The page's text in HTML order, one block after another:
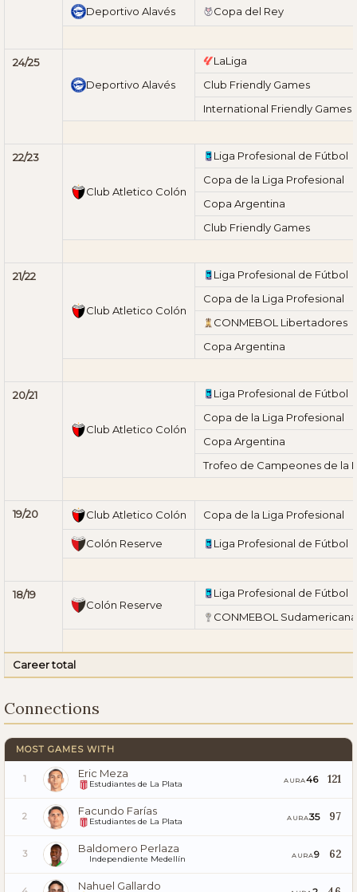
Deportivo Alavés Copa del Rey
24/25
Deportivo Alavés
LaLiga
Club Friendly Games
International Friendly Games
22/23
Club Atletico Colón
Liga Profesional de Fútbol
Copa de la Liga Profesional
Copa Argentina
Club Friendly Games
21/22
Club Atletico Colón
Liga Profesional de Fútbol
Copa de la Liga Profesional
CONMEBOL Libertadores
Copa Argentina
20/21
Club Atletico Colón
Liga Profesional de Fútbol
Copa de la Liga Profesional
Copa Argentina
Trofeo de Campeones de la
19/20 Club Atletico Colón Copa de la Liga Profesional
Colón Reserve Liga Profesional de Fútbol
18/19
Colón Reserve
Liga Profesional de Fútbol
CONMEBOL Sudamericana
Career total
Connections
MOST GAMES WITH
1 Eric Meza
Estudiantes de La Plata AURA46 121
2 Facundo Farías
Estudiantes de La Plata AURA35 97
3 Baldomero Perlaza
Independiente Medellín AURA9 62
Nahuel Gallardo